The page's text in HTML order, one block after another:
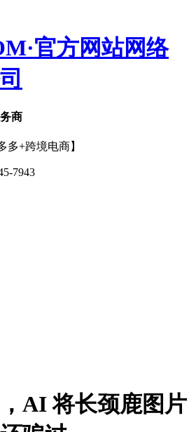
商
多+跨境电商】
7943
AI 将长颈鹿图片